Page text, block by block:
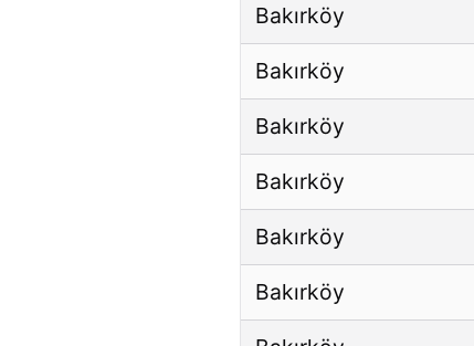
Bakırköy
Bakırköy
Bakırköy
Bakırköy
Bakırköy
Bakırköy